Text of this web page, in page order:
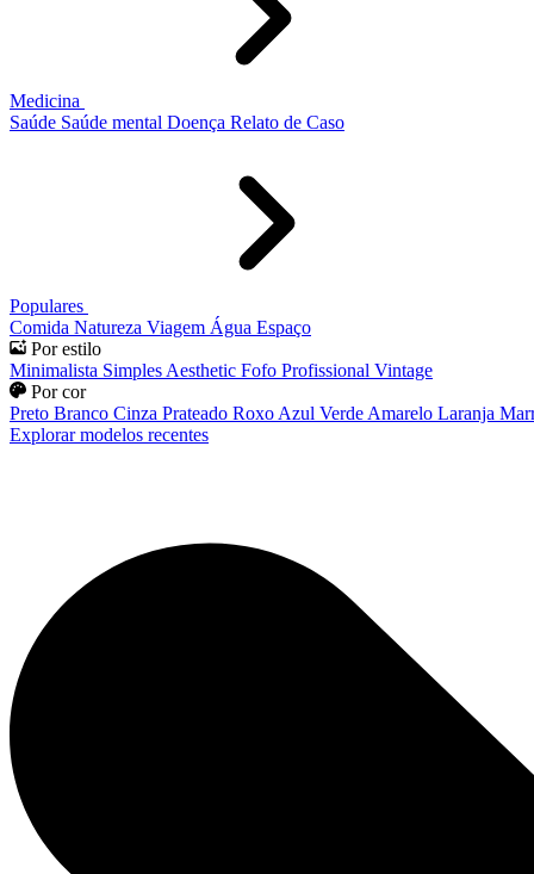
Medicina
Saúde Saúde mental Doença Relato de Caso
Populares
Comida Natureza Viagem Água Espaço
Por estilo
Minimalista Simples Aesthetic Fofo Profissional Vintage
Por cor
Preto Branco Cinza Prateado Roxo Azul Verde Amarelo Laranja
Explorar modelos recentes